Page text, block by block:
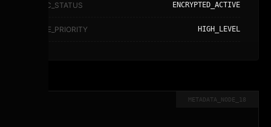
SYNC_STATUS ENCRYPTED_ACTIVE
NODE_PRIORITY HIGH_LEVEL
METADATA_NODE_18